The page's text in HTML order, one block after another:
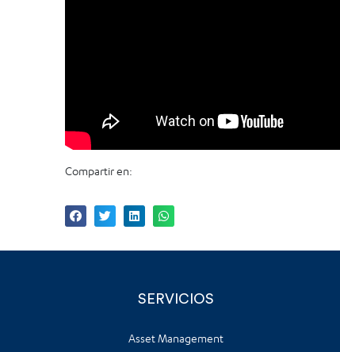
Compartir en:
SERVICIOS
Asset Management